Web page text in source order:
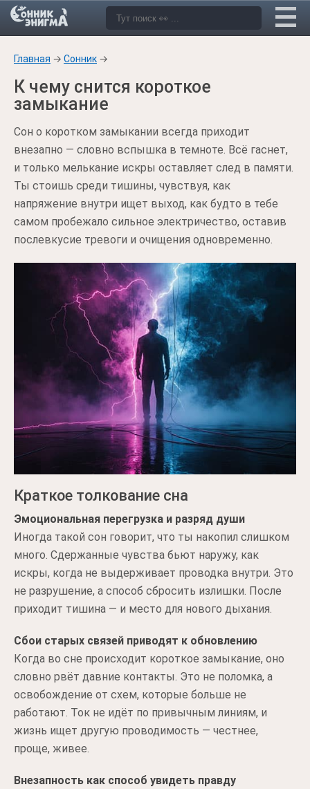
Главная → Сонник →
К чему снится короткое
замыкание
Сон о коротком замыкании всегда приходит
внезапно — словно вспышка в темноте. Всё гаснет,
и только мелькание искры оставляет след в памяти.
Ты стоишь среди тишины, чувствуя, как
напряжение внутри ищет выход, как будто в тебе
самом пробежало сильное электричество, оставив
послевкусие тревоги и очищения одновременно.
Краткое толкование сна
Эмоциональная перегрузка и разряд души
Иногда такой сон говорит, что ты накопил слишком
много. Сдержанные чувства бьют наружу, как
искры, когда не выдерживает проводка внутри. Это
не разрушение, а способ сбросить излишки. После
приходит тишина — и место для нового дыхания.
Сбои старых связей приводят к обновлению
Когда во сне происходит короткое замыкание, оно
словно рвёт давние контакты. Это не поломка, а
освобождение от схем, которые больше не
работают. Ток не идёт по привычным линиям, и
жизнь ищет другую проводимость — честнее,
проще, живее.
Внезапность как способ увидеть правду